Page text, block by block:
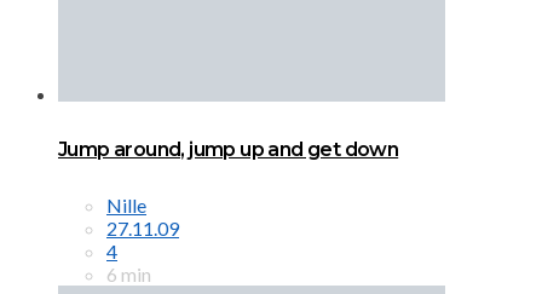
Jump around, jump up and get down
Nille
27.11.09
4
6 min